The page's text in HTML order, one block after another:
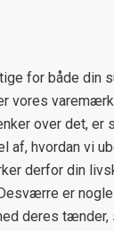
for både din
vores
over det, er
af, hvordan vi
derfor din
er
deres tænder,